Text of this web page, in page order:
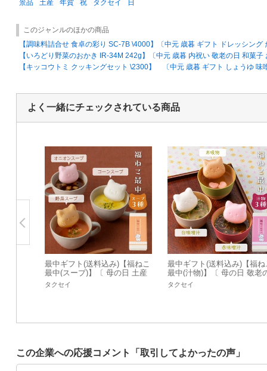
景品
土産 年賀 祝 タクセイ 日
このジャンルのほかの商品
【調味料詰合せ 食卓の彩り SC-7B \4000】〔中元 歳暮 ギフト ドレッシング
【いろどり野菜のおかき IR-34M 242g】〔中元 歳暮 内祝い 敬老の日 和菓子
【キッコウトミ クッキングセット \2300】 〔中元 歳暮 ギフト しょうゆ 味
よく一緒にチェックされている商品
最中ギフト(送料込み)【福ねこ
最中(スープ)】〔 母の日 土産
景品 御年賀 もなか 猫〕
タクセイ
最中ギフト(送料込み)【福ね
最中(汁物)】〔 母の日 敬老
日 土産 景品 御年賀 味噌汁
物 もなか 猫〕
タクセイ
この企業への応援コメント「取引してよかったの声」